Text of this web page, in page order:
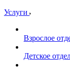
Услуги
Взрослое
Детское